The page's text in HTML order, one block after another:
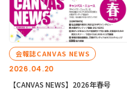
2026.04.20
会報誌CANVAS NEWS
【CANVAS NEWS】2026年春号